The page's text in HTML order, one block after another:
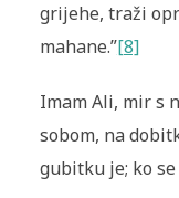
grijehe, traži
mahane.”[8]
Imam Ali, mir s
sobom, na
gubitku je; ko